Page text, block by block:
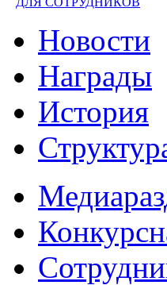
Новости
Награды
История